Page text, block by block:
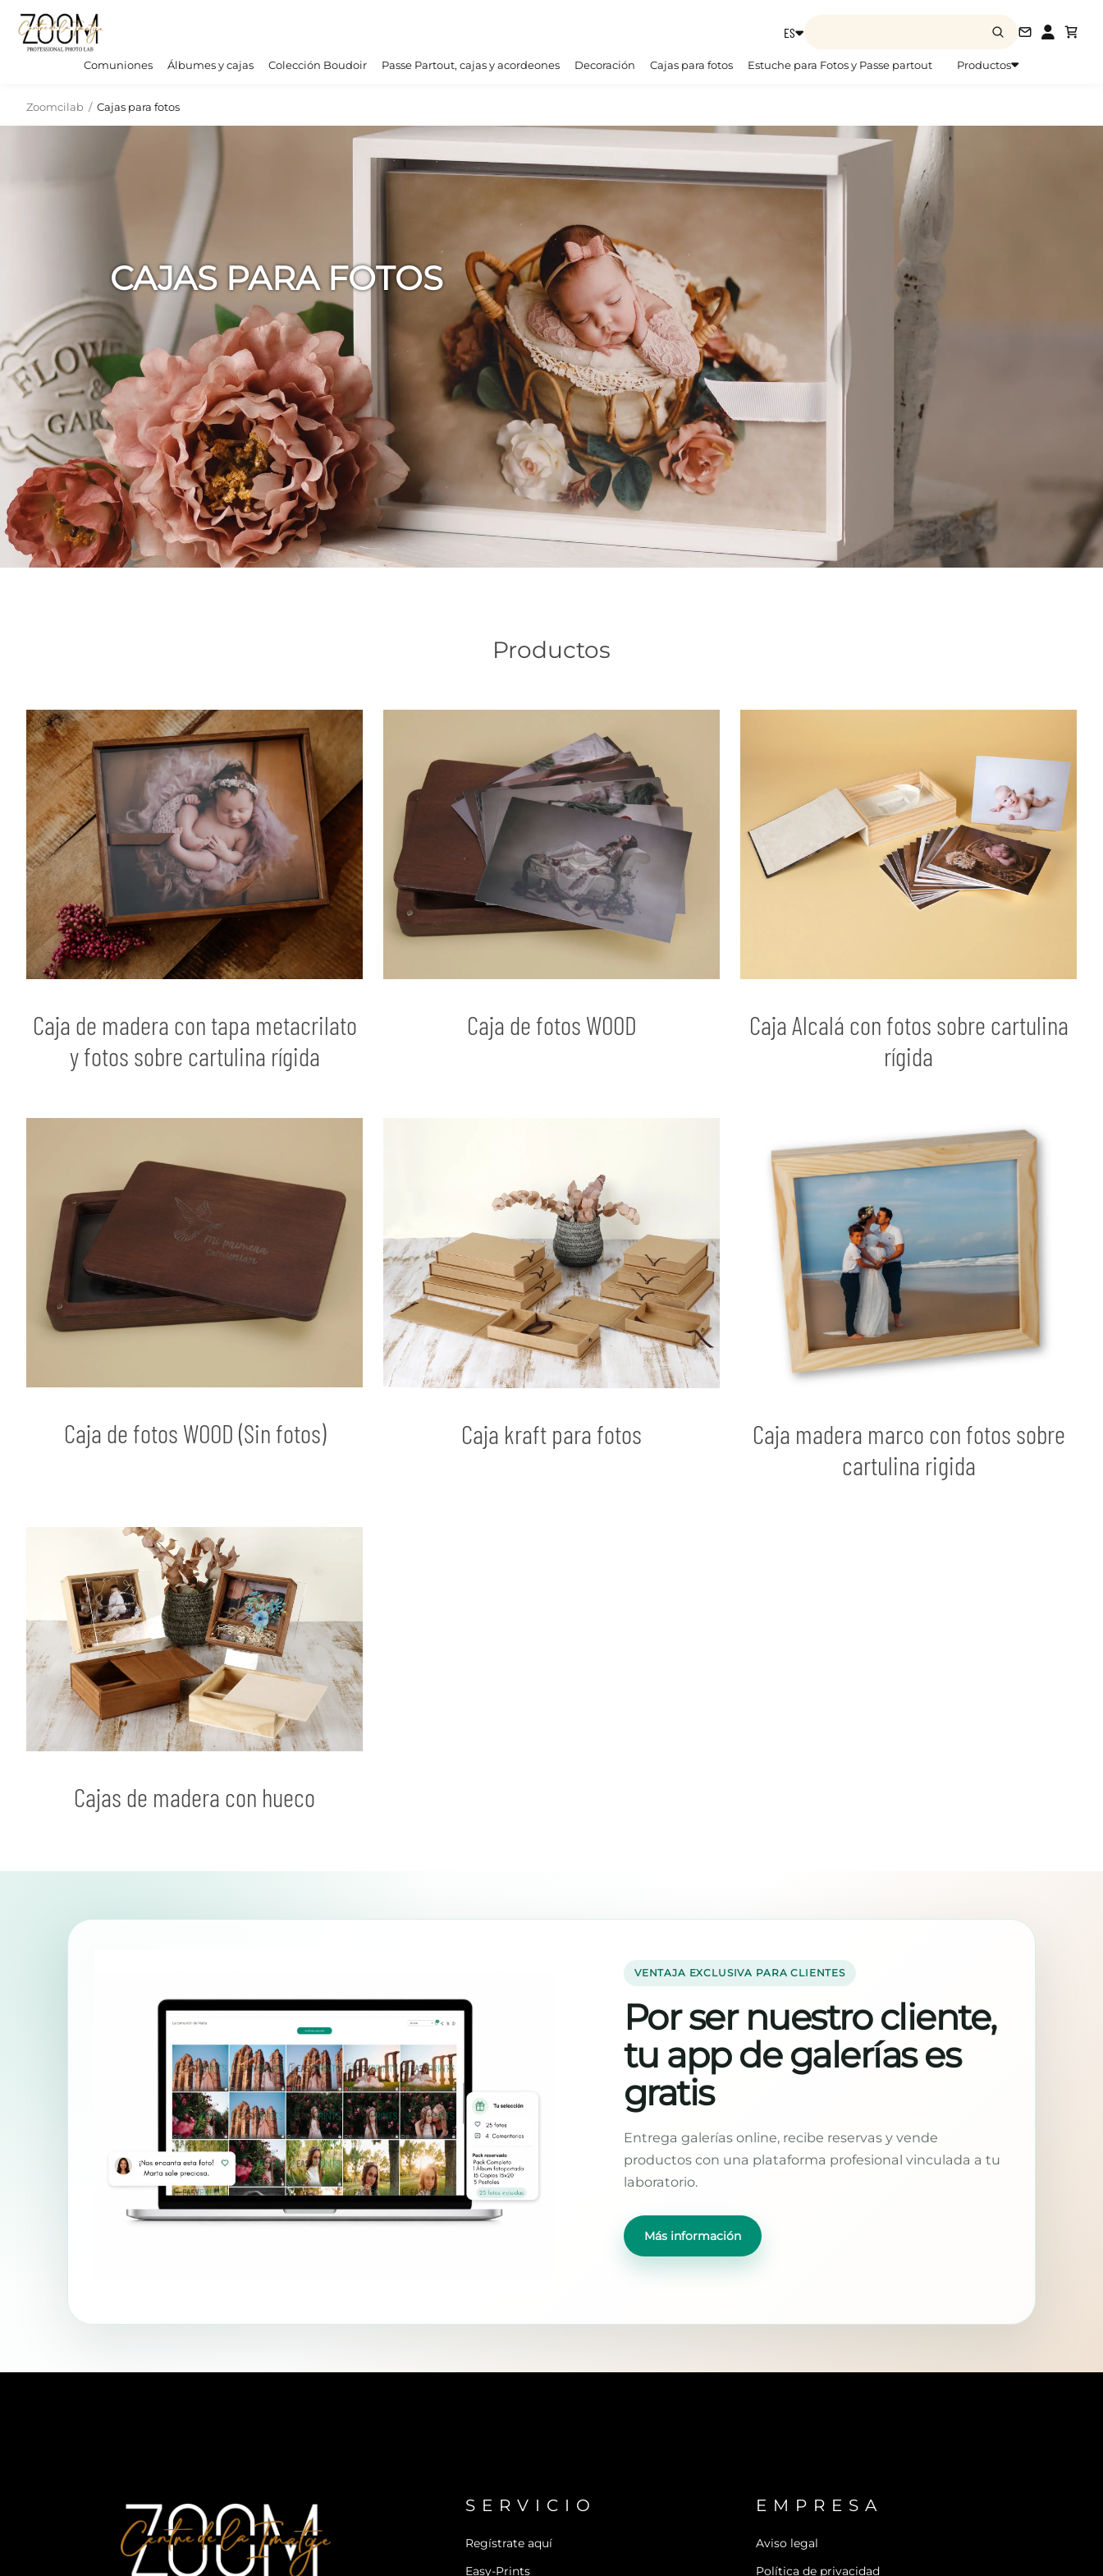
ES
Comuniones Álbumes y cajas Colección Boudoir Passe Partout, cajas y acordeones Decoración Cajas para fotos Estuche para Fotos y Passe partout Productos
Zoomcilab / Cajas para fotos
CAJAS PARA FOTOS
Productos
Caja de madera con tapa metacrilato
y fotos sobre cartulina rígida
Caja de fotos WOOD
Caja Alcalá con fotos sobre cartulina
rígida
Caja de fotos WOOD (Sin fotos) Caja kraft para fotos
Caja madera marco con fotos sobre
cartulina rigida
Cajas de madera con hueco
VENTAJA EXCLUSIVA PARA CLIENTES
Por ser nuestro cliente,
tu app de galerías es
gratis
Entrega galerías online, recibe reservas y vende
productos con una plataforma profesional vinculada a tu
laboratorio.
Más información
SERVICIO
Regístrate aquí
Easy-Prints
EMPRESA
Aviso legal
Política de privacidad